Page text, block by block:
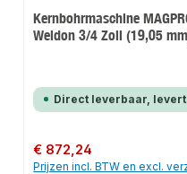
Kernbohrmaschine
Weldon 3/4 Zoll (19,05
Direct leverbaar,
Normale prijs:
€ 872,24
Prijzen incl. BTW en excl.